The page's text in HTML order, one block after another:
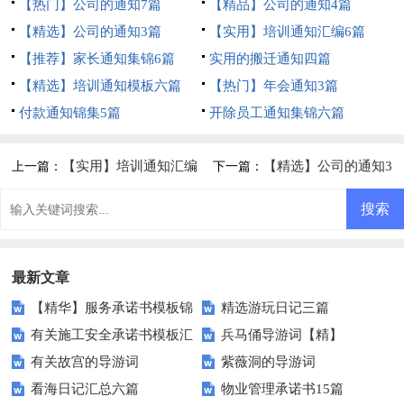
【热门】公司的通知7篇
【精品】公司的通知4篇
【精选】公司的通知3篇
【实用】培训通知汇编6篇
【推荐】家长通知集锦6篇
实用的搬迁通知四篇
【精选】培训通知模板六篇
【热门】年会通知3篇
付款通知锦集5篇
开除员工通知集锦六篇
上一篇： 【实用】培训通知汇编 下一篇： 【精选】公司的通知3
最新文章
【精华】服务承诺书模板锦
集十篇
精选游玩日记三篇
有关施工安全承诺书模板汇
编十篇
兵马俑导游词【精】
有关故宫的导游词
紫薇洞的导游词
看海日记汇总六篇
物业管理承诺书15篇